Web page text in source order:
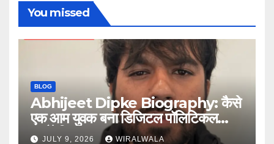
You missed
BLOG
Abhijeet Dipke Biography: कैसे
एक आम युवक बना डिजिटल पॉलिटिकल
स्ट्रैटेजिस्ट
JULY 9, 2026 WIRALWALA